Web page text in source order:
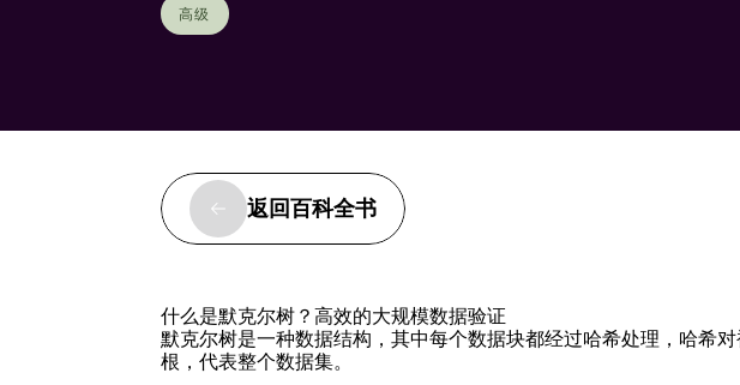
高级
返回百科全书
什么是默克尔树？高效的大规模数据验证
默克尔树是一种数据结构，其中每个数据块都经过哈希处理，哈希
根，代表整个数据集。